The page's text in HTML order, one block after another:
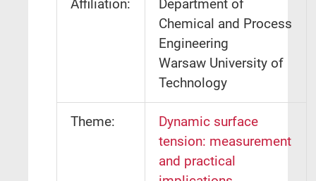
Affiliation:
Department of
Chemical and Process
Engineering
Warsaw University of
Technology
Theme:
Dynamic surface
tension: measurement
and practical